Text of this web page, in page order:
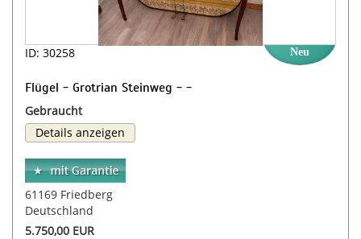
ID: 30258 Neu
Flügel - Grotrian Steinweg - -
Gebraucht
Details anzeigen
61169 Friedberg
Deutschland
5.750,00 EUR